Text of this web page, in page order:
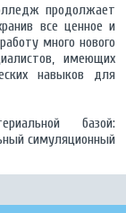
продолжает
все ценное и
много нового
имеющих
навыков для
базой:
симуляционный